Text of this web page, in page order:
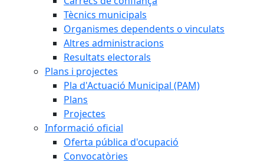
Tècnics municipals
Organismes dependents o vinculats
Altres administracions
Resultats electorals
Plans i projectes
Pla d'Actuació Municipal (PAM)
Plans
Projectes
Informació oficial
Oferta pública d'ocupació
Convocatòries